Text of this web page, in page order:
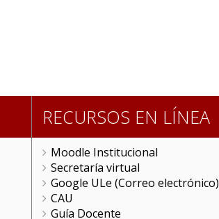
RECURSOS EN LÍNEA
Moodle Institucional
Secretaría virtual
Google ULe (Correo electrónico)
CAU
Guía Docente